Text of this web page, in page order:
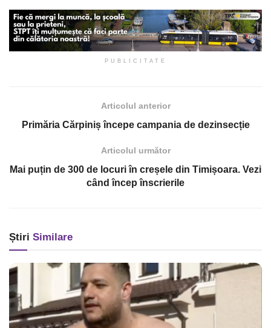
PUBLICITATE
Articolul anterior
Primăria Cărpiniș începe campania de dezinsecție
Articolul următor
Mai puțin de 300 de locuri în creșele din Timișoara. Vezi
când încep înscrierile
Știri Similare